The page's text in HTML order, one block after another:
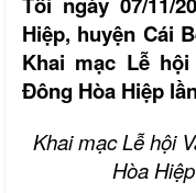
Hiệp, huyện Cái
Khai mạc Lễ
Đông Hòa Hiệp
Khai mạc Lễ hội
Hòa